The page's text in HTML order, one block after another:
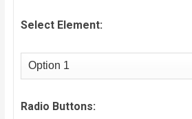
Select Element:
Radio Buttons: